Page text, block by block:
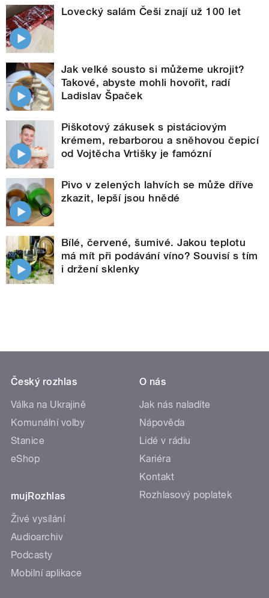
Lovecký salám Češi znají už 100 let
Jak velké sousto si můžeme ukrojit?
Takové, abyste mohli hovořit, radí
Ladislav Špaček
Piškotový zákusek s pistáciovým
krémem, rebarborou a sněhovou čepicí
od Vojtěcha Vrtišky je famózní
Pivo v zelených lahvích se může dříve
zkazit, lepší jsou hnědé
Bílé, červené, šumivé. Jakou teplotu
má mít při podávání víno? Souvisí s tím
i držení sklenky
Český rozhlas
Válka na Ukrajině
Komunální volby
Stanice
eShop
mujRozhlas
Živé vysílání
Audioarchiv
Podcasty
Mobilní aplikace
O nás
Jak nás naladíte
Nápověda
Lidé v rádiu
Kariéra
Kontakt
Rozhlasový poplatek